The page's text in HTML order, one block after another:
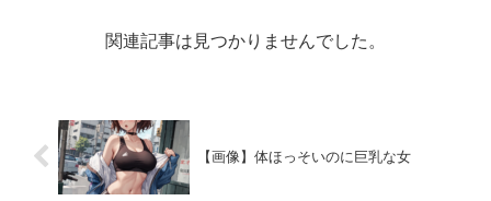
関連記事は見つかりませんでした。
【画像】体ほっそいのに巨乳な女